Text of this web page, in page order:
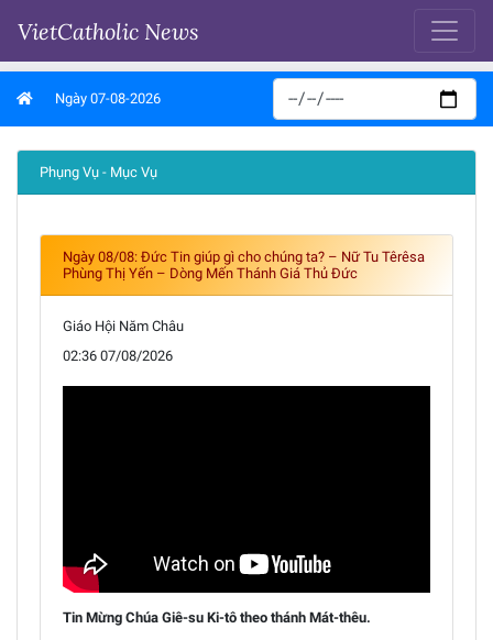
VietCatholic News
Ngày 07-08-2026
Phụng Vụ - Mục Vụ
Ngày 08/08: Đức Tin giúp gì cho chúng ta? – Nữ Tu Têrêsa
Phùng Thị Yến – Dòng Mến Thánh Giá Thủ Đức
Giáo Hội Năm Châu
02:36 07/08/2026
Tin Mừng Chúa Giê-su Ki-tô theo thánh Mát-thêu.